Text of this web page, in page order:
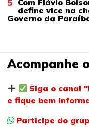
5 Com Flávio
define vice na
Governo da
Acompanhe
Siga o canal
e fique bem
Participe do